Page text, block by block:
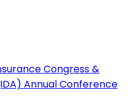
Congress &
Annual Conference